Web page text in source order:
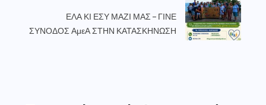
ΕΛΑ ΚΙ ΕΣΥ ΜΑΖΙ ΜΑΣ – ΓΙΝΕ
ΣΥΝΟΔΟΣ ΑμεΑ ΣΤΗΝ ΚΑΤΑΣΚΗΝΩΣΗ